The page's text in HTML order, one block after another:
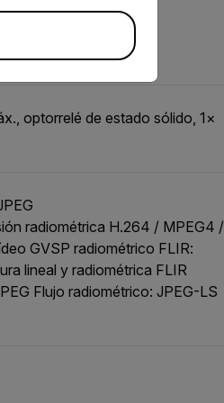
externo • Fallo (NC)
optorrelé de estado sólido, 1×
radiométrica H.264 / MPEG4 /
GVSP radiométrico FLIR:
lineal y radiométrica FLIR
Flujo radiométrico: JPEG-LS